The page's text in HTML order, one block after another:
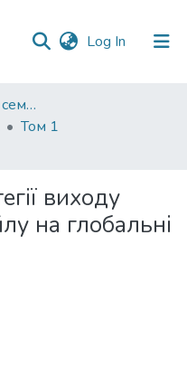
Log In (current)
012. Конференції та семінари НаУКМА
Том 1
виходу
на глобальні